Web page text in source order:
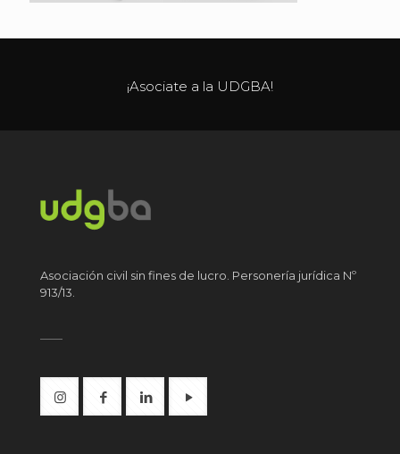
¡Asociate a la UDGBA!
Asociación civil sin fines de lucro. Personería jurídica Nº
913/13.